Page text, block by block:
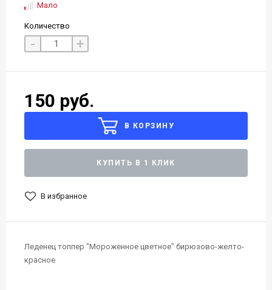
Мало
Количество
- +
150 руб.
В КОРЗИНУ
КУПИТЬ В 1 КЛИК
В избранное
Леденец топпер "Мороженное цветное" бирюзово-желто-
красное